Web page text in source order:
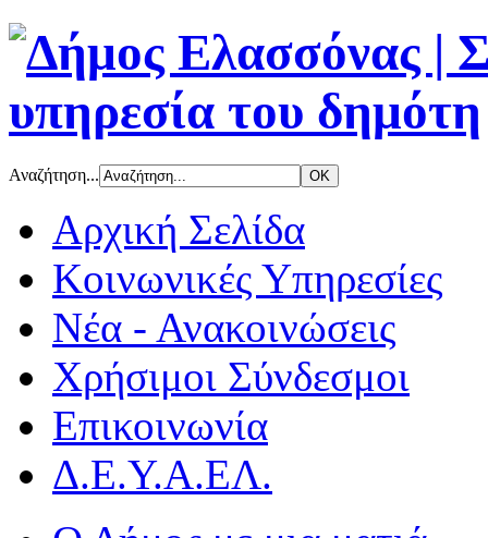
Αναζήτηση...
Αρχική Σελίδα
Κοινωνικές Υπηρεσίες
Νέα - Ανακοινώσεις
Χρήσιμοι Σύνδεσμοι
Επικοινωνία
Δ.Ε.Υ.Α.ΕΛ.